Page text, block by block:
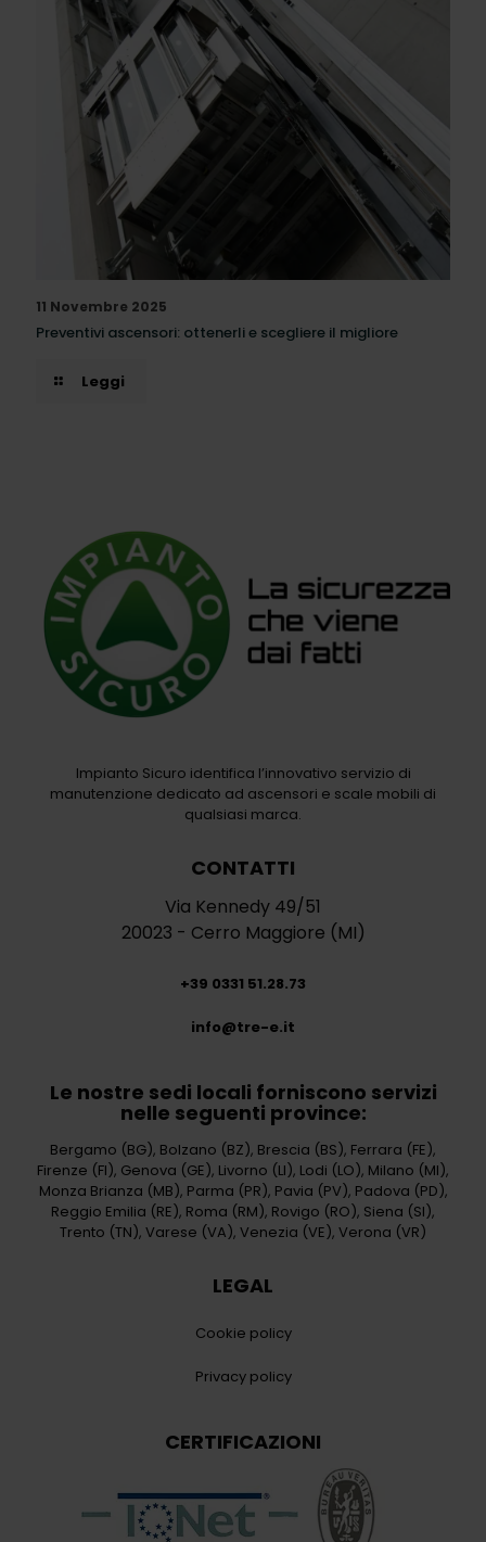
11 Novembre 2025
Preventivi ascensori: ottenerli e scegliere il migliore
Leggi
Impianto Sicuro identifica l’innovativo servizio di
manutenzione dedicato ad ascensori e scale mobili di
qualsiasi marca.
CONTATTI
Via Kennedy 49/51
20023 - Cerro Maggiore (MI)
+39 0331 51.28.73
info@tre-e.it
Le nostre sedi locali forniscono servizi
nelle seguenti province:
Bergamo (BG), Bolzano (BZ), Brescia (BS), Ferrara (FE),
Firenze (FI), Genova (GE), Livorno (LI), Lodi (LO), Milano (MI),
Monza Brianza (MB), Parma (PR), Pavia (PV), Padova (PD),
Reggio Emilia (RE), Roma (RM), Rovigo (RO), Siena (SI),
Trento (TN), Varese (VA), Venezia (VE), Verona (VR)
LEGAL
Cookie policy
Privacy policy
CERTIFICAZIONI